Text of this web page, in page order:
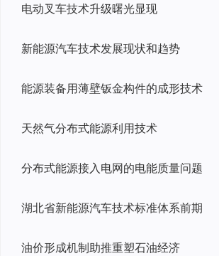
电动叉车技术升级曙光显现
新能源汽车技术发展现状和趋势
能源装备用薄壁钣金构件的成形技术
天然气分布式能源利用技术
分布式能源接入电网的电能质量问题
湖北省新能源汽车技术标准体系前期
油价形成机制助推重塑石油经济